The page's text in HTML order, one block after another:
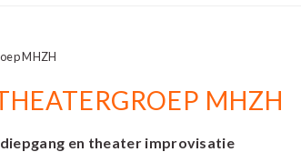
MHZH
MHZH
en theater improvisatie